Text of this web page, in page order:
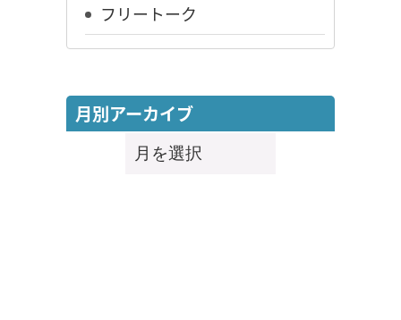
フリートーク
月別アーカイブ
月
別